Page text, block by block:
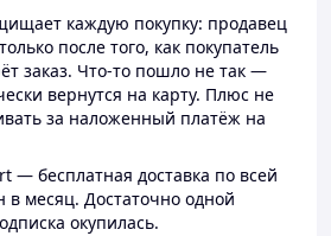
каждую покупку: продавец
после того, как покупатель
заказ. Что-то пошло не так —
вернутся на карту. Плюс не
за наложенный платёж на
— бесплатная доставка по всей
в месяц. Достаточно одной
окупилась.